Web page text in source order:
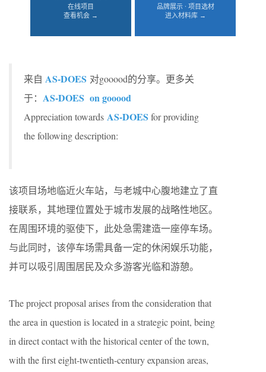
在线项目
查看机会 →
品牌展示 · 项目选材
进入材料库 →
来自 AS-DOES 对gooood的分享。更多关
于： AS-DOES on gooood
Appreciation towards AS-DOES for providing
the following description:
该项目场地临近火车站，与老城中心腹地建立了直
接联系，其地理位置处于城市发展的战略性地区。
在周围环境的驱使下，此处急需建造一座停车场。
与此同时，该停车场需具备一定的休闲娱乐功能，
并可以吸引周围居民及众多游客光临和游憩。
The project proposal arises from the consideration that
the area in question is located in a strategic point, being
in direct contact with the historical center of the town,
with the first eight-twentieth-century expansion areas,